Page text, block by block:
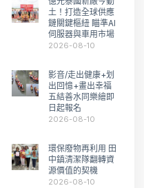
土！打造全球供應
鏈關鍵樞紐 瞄準AI
伺服器與車用市場
2026-08-10
影音/走出健康+划
出回憶+畫出幸福
五結善水同樂繪即
日起報名
2026-08-10
環保廢物再利用 田
中鎮清潔隊翻轉資
源價值的契機
2026-08-10